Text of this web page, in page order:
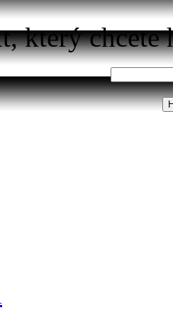
který chcete